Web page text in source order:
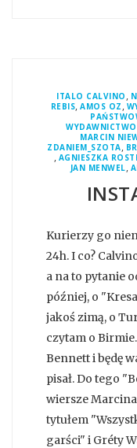
ITALO CALVINO ,
REBIS,AMOS OZ ,
MARCIN
ZDANIEM_SZOTA,
, AGNIESZKA
JAN MENWEL,
Kurierzy go
24h. I co?
a na to pytanie
później, o
jakoś zimą, o
czytam o
Bennett i będę
pisał. Do tego
wiersze
tytułem
garści" i Gréty